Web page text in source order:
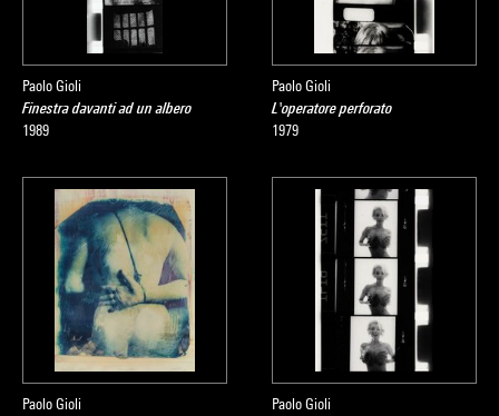
Paolo Gioli
Finestra davanti ad un albero
1989
Paolo Gioli
L'operatore perforato
1979
Paolo Gioli
Paolo Gioli